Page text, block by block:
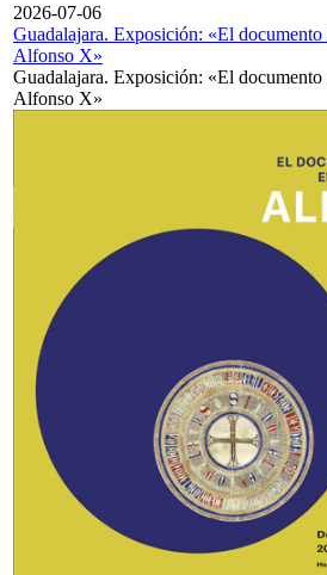
2026-07-06
Guadalajara. Exposición: «El
Alfonso X»
Guadalajara. Exposición: «El
Alfonso X»